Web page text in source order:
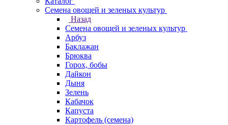
Семена овощей и зеленых культур
Назад
Семена овощей и зеленых культур
Арбуз
Баклажан
Брюква
Горох, бобы
Дайкон
Дыня
Зелень
Кабачок
Капуста
Картофель (семена)